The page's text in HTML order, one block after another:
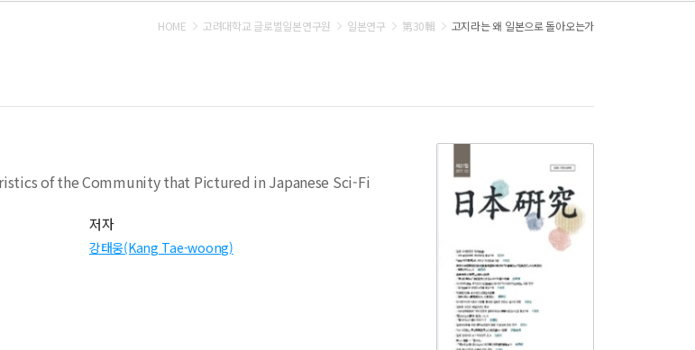
HOME 고려대학교 글로벌일본연구원 일본연구 第30輯 고지라는 왜 일본으로 돌아오는가
of the Community that Pictured in Japanese Sci-Fi
저자
강태웅(Kang Tae-woong)